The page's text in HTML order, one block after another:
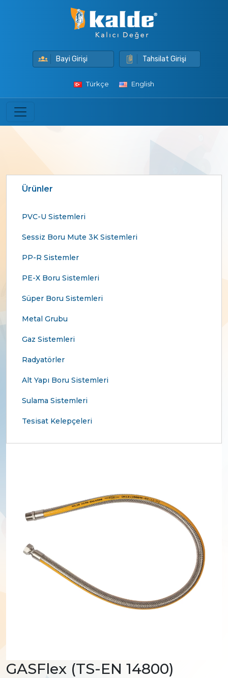
Bayi Girişi Tahsilat Girişi
Türkçe English
Ürünler
PVC-U Sistemleri
Sessiz Boru Mute 3K Sistemleri
PP-R Sistemler
PE-X Boru Sistemleri
Süper Boru Sistemleri
Metal Grubu
Gaz Sistemleri
Radyatörler
Alt Yapı Boru Sistemleri
Sulama Sistemleri
Tesisat Kelepçeleri
GASFlex (TS-EN 14800)